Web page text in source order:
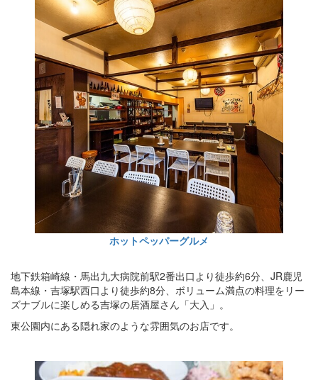
ホットペッパーグルメ
地下鉄箱崎線・馬出九大病院前駅2番出口より徒歩約6分、JR鹿児
島本線・吉塚駅西口より徒歩約8分、ボリューム満点の料理をリー
ズナブルに楽しめる吉塚の居酒屋さん「大入」。
東公園内にある隠れ家のような雰囲気のお店です。